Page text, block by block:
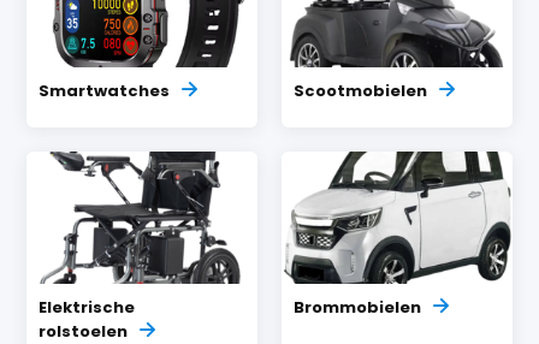
Smartwatches Scootmobielen
Elektrische
rolstoelen
Brommobielen